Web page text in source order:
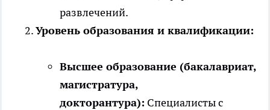
развлечений.
Уровень образования и квалификации:
Высшее образование (бакалавриат,
магистратура,
докторантура): Специалисты с